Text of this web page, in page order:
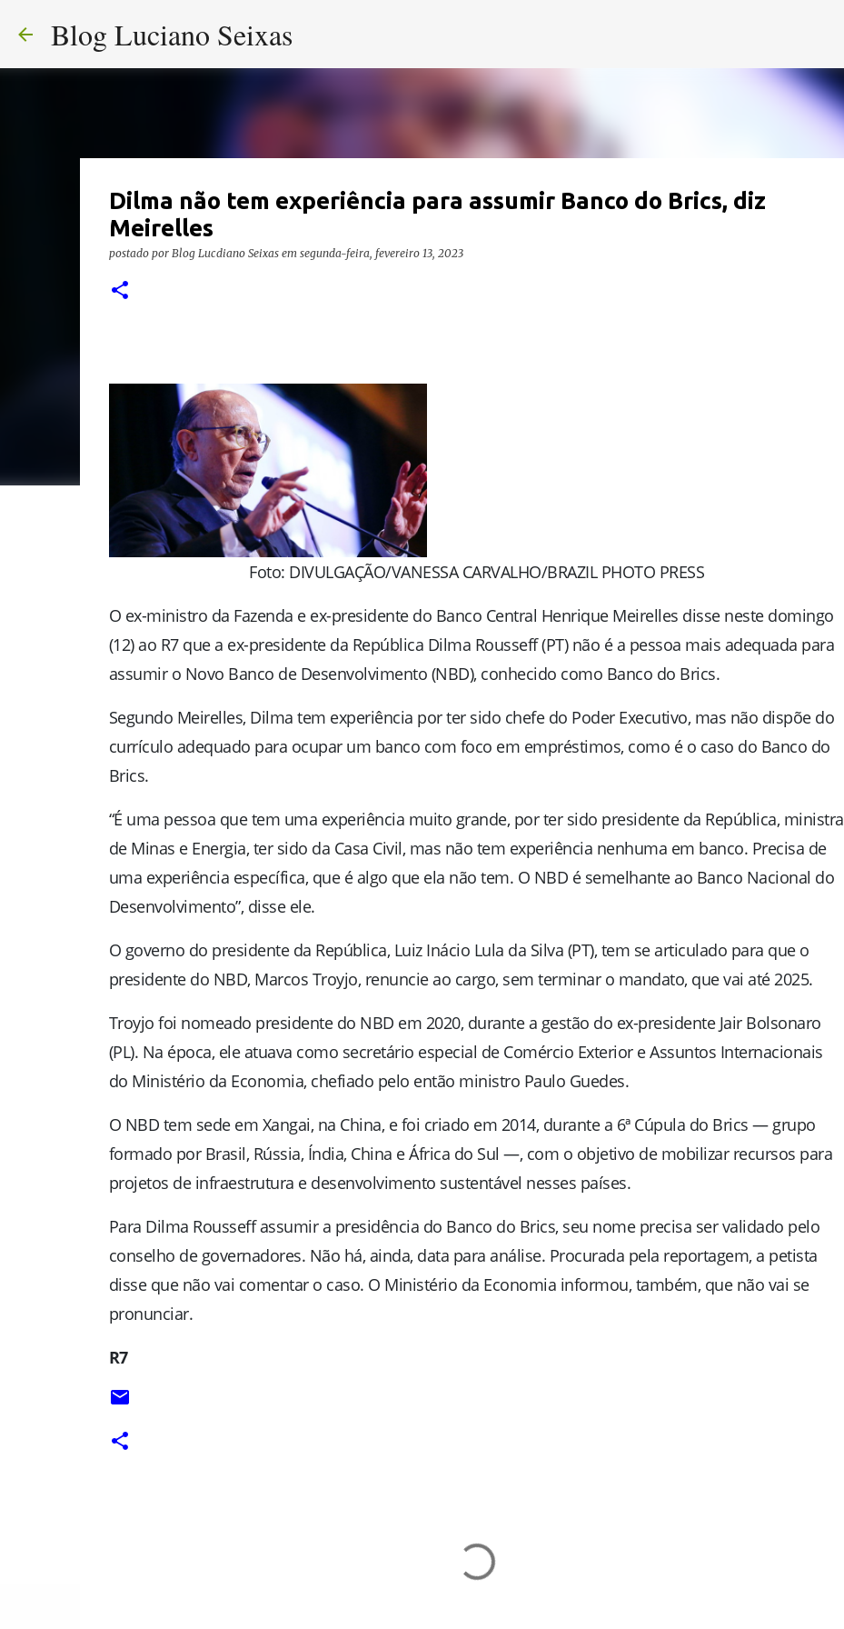
Blog Luciano Seixas
Dilma não tem experiência para assumir Banco do Brics, diz
Meirelles
postado por Blog Lucdiano Seixas em segunda-feira, fevereiro 13, 2023
Foto: DIVULGAÇÃO/VANESSA CARVALHO/BRAZIL PHOTO PRESS
O ex-ministro da Fazenda e ex-presidente do Banco Central Henrique Meirelles disse neste domingo
(12) ao R7 que a ex-presidente da República Dilma Rousseff (PT) não é a pessoa mais adequada para
assumir o Novo Banco de Desenvolvimento (NBD), conhecido como Banco do Brics.
Segundo Meirelles, Dilma tem experiência por ter sido chefe do Poder Executivo, mas não dispõe do
currículo adequado para ocupar um banco com foco em empréstimos, como é o caso do Banco do
Brics.
“É uma pessoa que tem uma experiência muito grande, por ter sido presidente da República, ministra
de Minas e Energia, ter sido da Casa Civil, mas não tem experiência nenhuma em banco. Precisa de
uma experiência específica, que é algo que ela não tem. O NBD é semelhante ao Banco Nacional do
Desenvolvimento”, disse ele.
O governo do presidente da República, Luiz Inácio Lula da Silva (PT), tem se articulado para que o
presidente do NBD, Marcos Troyjo, renuncie ao cargo, sem terminar o mandato, que vai até 2025.
Troyjo foi nomeado presidente do NBD em 2020, durante a gestão do ex-presidente Jair Bolsonaro
(PL). Na época, ele atuava como secretário especial de Comércio Exterior e Assuntos Internacionais
do Ministério da Economia, chefiado pelo então ministro Paulo Guedes.
O NBD tem sede em Xangai, na China, e foi criado em 2014, durante a 6ª Cúpula do Brics — grupo
formado por Brasil, Rússia, Índia, China e África do Sul —, com o objetivo de mobilizar recursos para
projetos de infraestrutura e desenvolvimento sustentável nesses países.
Para Dilma Rousseff assumir a presidência do Banco do Brics, seu nome precisa ser validado pelo
conselho de governadores. Não há, ainda, data para análise. Procurada pela reportagem, a petista
disse que não vai comentar o caso. O Ministério da Economia informou, também, que não vai se
pronunciar.
R7